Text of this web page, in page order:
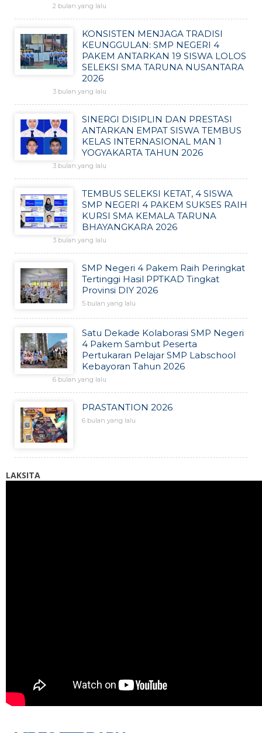
2 bulan yang lalu
KONSISTEN MENJAGA TRADISI
KEUNGGULAN: SMP NEGERI 4
PAKEM ANTARKAN 19 SISWA LOLOS
SELEKSI SMA TARUNA NUSANTARA
2026
3 bulan yang lalu
SINERGI DISIPLIN DAN PRESTASI
ANTARKAN EMPAT SISWA TEMBUS
KELAS INTERNASIONAL MAN 1
YOGYAKARTA TAHUN 2026
3 bulan yang lalu
TEMBUS SELEKSI KETAT, 4 SISWA
SMP NEGERI 4 PAKEM SUKSES RAIH
KURSI SMA KEMALA TARUNA
BHAYANGKARA 2026
3 bulan yang lalu
SMP Negeri 4 Pakem Raih Peringkat
Tertinggi Hasil PPTKAD Tingkat
Provinsi DIY 2026
5 bulan yang lalu
Satu Dekade Kolaborasi SMP Negeri
4 Pakem Sambut Peserta
Pertukaran Pelajar SMP Labschool
Kebayoran Tahun 2026
6 bulan yang lalu
PRASTANTION 2026
6 bulan yang lalu
LAKSITA